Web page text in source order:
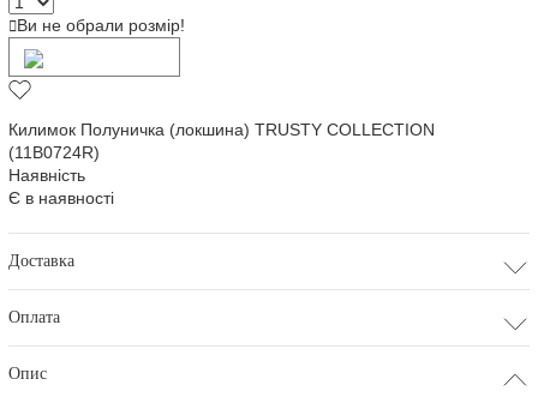
Ви не обрали розмір!
Килимок Полуничка (локшина) TRUSTY COLLECTION
(11B0724R)
Наявність
Є в наявності
Доставка
Оплата
Опис